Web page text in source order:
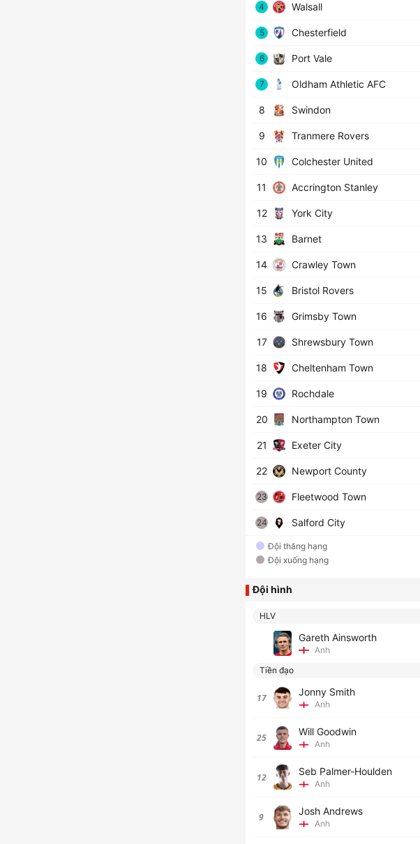
4 Walsall
5 Chesterfield
6 Port Vale
7 Oldham Athletic AFC
8 Swindon
9 Tranmere Rovers
10 Colchester United
11 Accrington Stanley
12 York City
13 Barnet
14 Crawley Town
15 Bristol Rovers
16 Grimsby Town
17 Shrewsbury Town
18 Cheltenham Town
19 Rochdale
20 Northampton Town
21 Exeter City
22 Newport County
23 Fleetwood Town
24 Salford City
Đội thăng hạng
Đội xuống hạng
Đội hình
HLV
Gareth Ainsworth
Anh
Tiền đạo
17 Jonny Smith
Anh
25 Will Goodwin
Anh
12 Seb Palmer-Houlden
Anh
9 Josh Andrews
Anh